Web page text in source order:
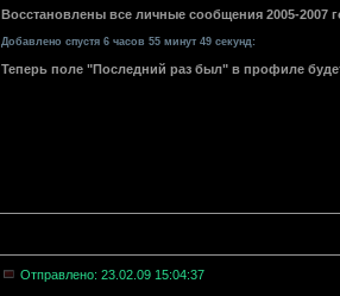
Восстановлены все личные сообщения 2005-2007
Добавлено спустя 6 часов 55 минут 49 секунд:
Теперь поле "Последний раз был" в профиле
Отправлено: 23.02.09 15:04:37